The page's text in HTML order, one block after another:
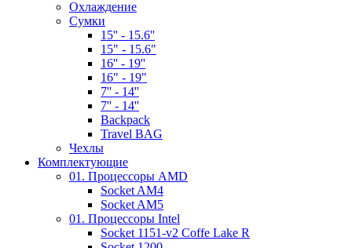
Охлаждение
Сумки
15'' - 15.6''
15" - 15.6"
16'' - 19''
16" - 19"
7'' - 14''
7'' - 14''
Backpack
Travel BAG
Чехлы
Комплектующие
01. Процессоры AMD
Socket AM4
Socket AM5
01. Процессоры Intel
Socket 1151-v2 Coffe Lake R